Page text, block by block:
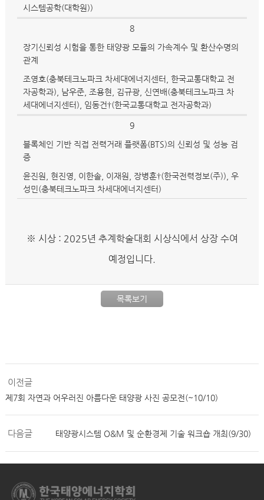
시스템공학(대학원))
8
장기신뢰성 시험을 통한 태양광 모듈의 가속계수 및 환산수명의
관계
조영호(충북테크노파크 차세대에너지센터, 한국교통대학교 전
자공학과), 남우준, 조용현, 김규광, 신연배(충북테크노파크 차
세대에너지센터), 임동건†(한국교통대학교 전자공학과)
9
블록체인 기반 직접 전력거래 플랫폼(BTS)의 신뢰성 및 성능 검
증
윤진원, 현진영, 이한솔, 이재원, 장병훈†(한국전력정보(주)), 우
성민(충북테크노파크 차세대에너지센터)
※ 시상 : 2025년 추계학술대회 시상식에서 상장 수여
예정입니다.
목록보기
이전글
제7회 자연과 어우러진 아름다운 태양광 사진 공모전(~10/10)
다음글 태양광시스템 O&M 및 순환경제 기술 워크숍 개최(9/30)